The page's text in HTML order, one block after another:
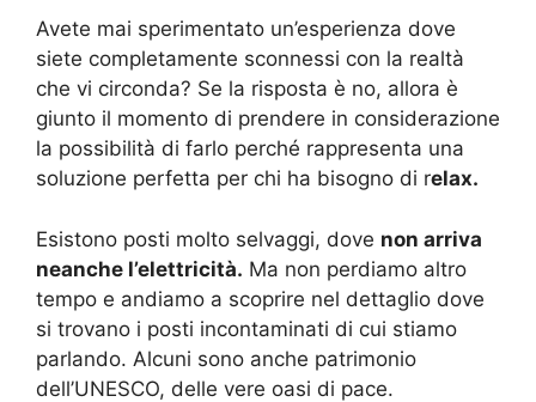
Avete mai sperimentato un’esperienza dove
siete completamente sconnessi con la realtà
che vi circonda? Se la risposta è no, allora è
giunto il momento di prendere in considerazione
la possibilità di farlo perché rappresenta una
soluzione perfetta per chi ha bisogno di relax.
Esistono posti molto selvaggi, dove non arriva
neanche l’elettricità. Ma non perdiamo altro
tempo e andiamo a scoprire nel dettaglio dove
si trovano i posti incontaminati di cui stiamo
parlando. Alcuni sono anche patrimonio
dell’UNESCO, delle vere oasi di pace.